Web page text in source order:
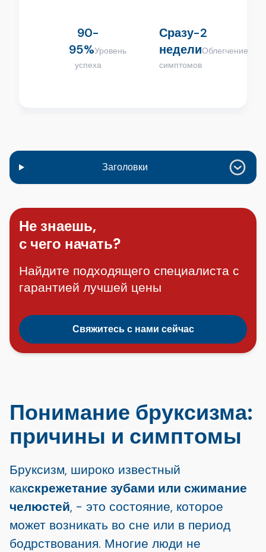
90-
95%Уровень
успеха
Сразу-2
неделиОблегчение
симптомов
Заголовки
Не знаешь,
с чего начать?
Найдите подходящего специалиста с
гарантией лучшей цены
Свяжитесь с нами сейчас
Понимание бруксизма:
причины и симптомы
Бруксизм, широко известный
какскрежетание зубами или сжимание
челюстей, - это состояние, которое
может возникать во сне или в период
бодрствования. Многие люди не